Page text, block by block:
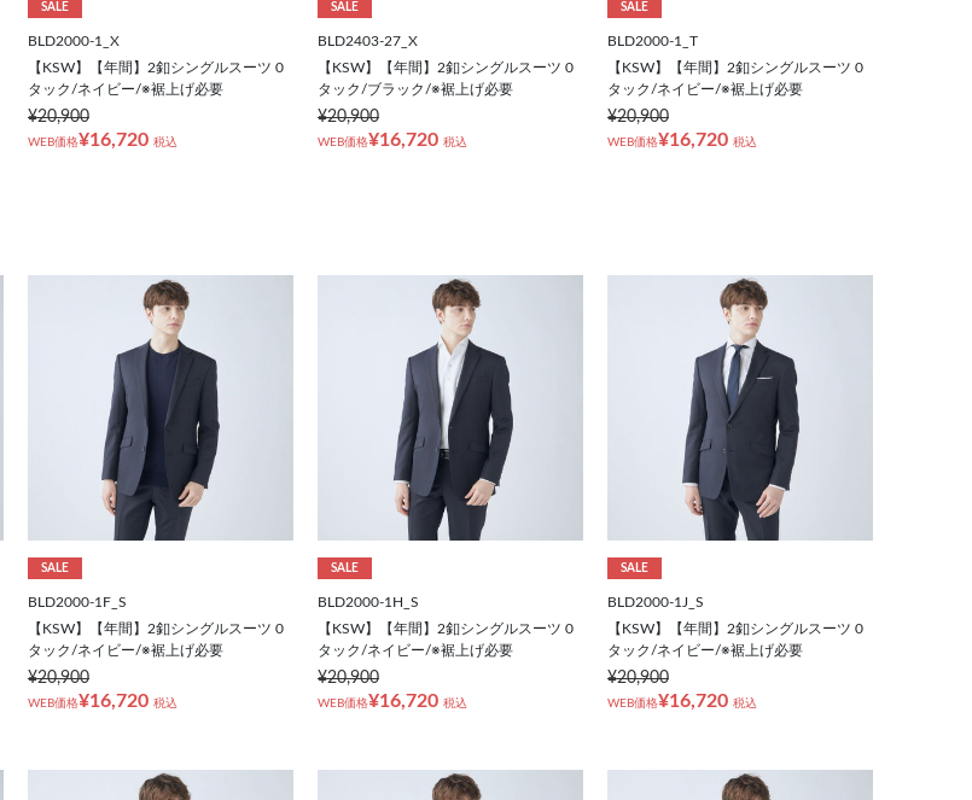
SALE
BLD2000-1_X
【KSW】【年間】2釦シングルスーツ 0
タック/ネイビー/※裾上げ必要
¥20,900
WEB価格¥16,720 税込
SALE
BLD2403-27_X
【KSW】【年間】2釦シングルスーツ 0
タック/ブラック/※裾上げ必要
¥20,900
WEB価格¥16,720 税込
SALE
BLD2000-1_T
【KSW】【年間】2釦シングルスーツ 0
タック/ネイビー/※裾上げ必要
¥20,900
WEB価格¥16,720 税込
SALE
BLD2000-1F_S
【KSW】【年間】2釦シングルスーツ 0
タック/ネイビー/※裾上げ必要
¥20,900
WEB価格¥16,720 税込
SALE
BLD2000-1H_S
【KSW】【年間】2釦シングルスーツ 0
タック/ネイビー/※裾上げ必要
¥20,900
WEB価格¥16,720 税込
SALE
BLD2000-1J_S
【KSW】【年間】2釦シングルスーツ 0
タック/ネイビー/※裾上げ必要
¥20,900
WEB価格¥16,720 税込